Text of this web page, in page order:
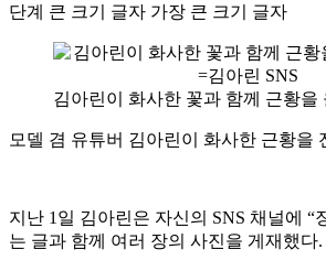
단계 큰 크기 글자 가장 큰 크기 글자
김아린이 화사한 꽃과 함께 근황을
모델 겸 유튜버 김아린이 화사한 근황을
지난 1일 김아린은 자신의 SNS 채널에 “
는 글과 함께 여러 장의 사진을 게재했다.